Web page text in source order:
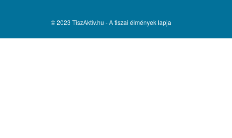
© 2023 TiszAktiv.hu - A tiszai élmények lapja